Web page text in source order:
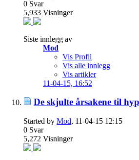
0 Svar
5,933 Visninger
Siste innlegg av
Mod
Vis Profil
Vis alle innlegg
Vis artikler
11-04-15, 16:52
De skjulte årsakene til
Started by Mod, 11-04-15 12:15
0 Svar
5,272 Visninger